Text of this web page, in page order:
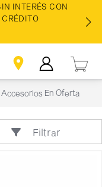
INTERÉS CON
En Oferta
Filtrar